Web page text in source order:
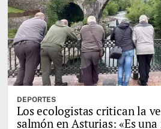
DEPORTES
Los ecologistas critican la
salmón en Asturias: «Es